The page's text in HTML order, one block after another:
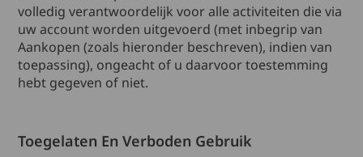
volledig verantwoordelijk voor alle activiteiten die via
uw account worden uitgevoerd (met inbegrip van
Aankopen (zoals hieronder beschreven), indien van
toepassing), ongeacht of u daarvoor toestemming
hebt gegeven of niet.
Toegelaten En Verboden Gebruik